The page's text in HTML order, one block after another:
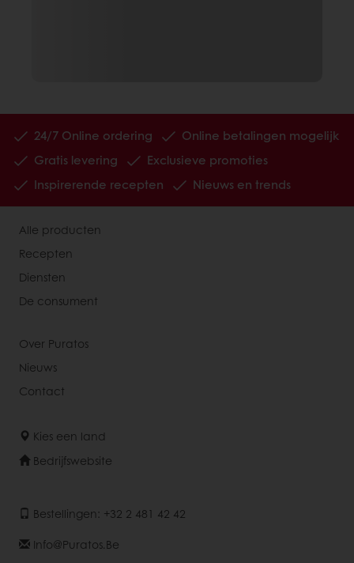
24/7 Online ordering
Online betalingen mogelijk
Gratis levering
Exclusieve promoties
Inspirerende recepten
Nieuws en trends
Alle producten
Recepten
Diensten
De consument
Over Puratos
Nieuws
Contact
Kies een land
Bedrijfswebsite
Bestellingen: +32 2 481 42 42
Info@puratos.be